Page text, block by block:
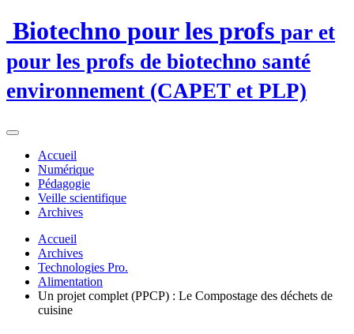
Biotechno pour les profs par et
pour les profs de biotechno santé
environnement (CAPET et PLP)
Accueil
Numérique
Pédagogie
Veille scientifique
Archives
Accueil
Archives
Technologies Pro.
Alimentation
Un projet complet (PPCP) : Le Compostage des déchets de
cuisine